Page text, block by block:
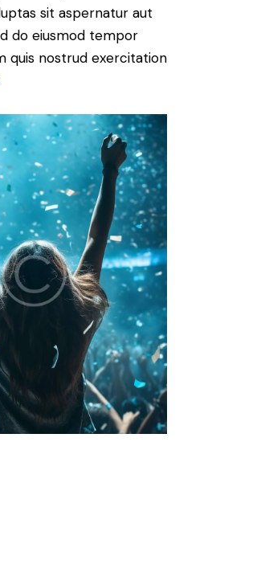
sit aspernatur aut
do eiusmod tempor
quis nostrud exercitation